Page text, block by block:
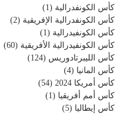
كأس الكونفدرالية (1)
كأس الكونفدرالية الإفريقية (2)
كأس الكونفيدرالية (1)
كأس الكونفيدرالية الأفريقية (60)
كأس الليبرتادوريس (124)
كأس المانيا (4)
كأس أمريكا 2024
(54)
كأس أمم أفريقيا (1)
كأس إيطاليا (5)